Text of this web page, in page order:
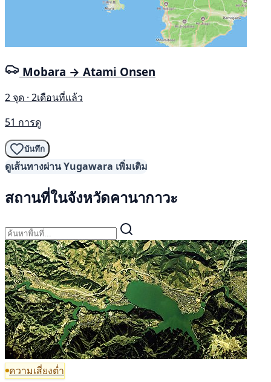
Mobara → Atami Onsen
2 จุด · 2เดือนที่แล้ว
51 การดู
บันทึก
ดูเส้นทางผ่าน Yugawara เพิ่มเติม
สถานที่ในจังหวัดคานากาวะ
ความเสี่ยงต่ำ